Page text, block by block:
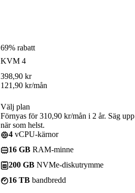
69% rabatt
KVM 4
398,90 kr
121,90 kr/mån
Välj plan
Förnyas för 310,90 kr/mån i 2 år. Säg upp
när som helst.
4 vCPU-kärnor
16 GB RAM-minne
200 GB NVMe-diskutrymme
16 TB bandbredd